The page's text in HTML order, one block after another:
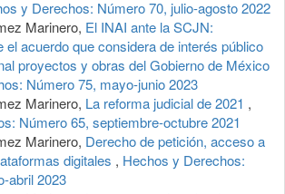
y Derechos: Número 70, julio-agosto 2022
Marinero, El INAI ante la SCJN:
el acuerdo que considera de interés público
proyectos y obras del Gobierno de México
Número 75, mayo-junio 2023
Marinero, La reforma judicial de 2021 ,
Número 65, septiembre-octubre 2021
Marinero, Derecho de petición, acceso a
digitales , Hechos y Derechos:
abril 2023